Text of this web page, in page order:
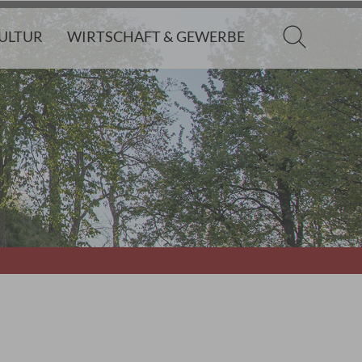
WIRTSCHAFT & GEWERBE